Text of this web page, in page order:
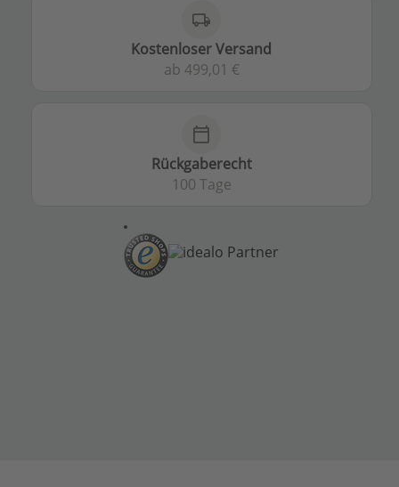
local_shipping
Kostenloser Versand
ab 499,01 €
calendar_today
Rückgaberecht
100 Tage